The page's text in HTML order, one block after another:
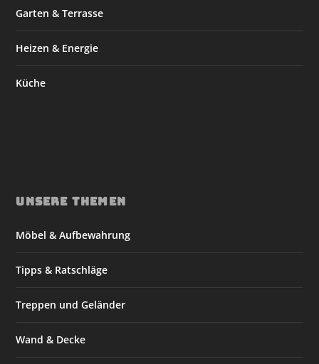
Garten & Terrasse
Heizen & Energie
Küche
UNSERE THEMEN
Möbel & Aufbewahrung
Tipps & Ratschläge
Treppen und Geländer
Wand & Decke